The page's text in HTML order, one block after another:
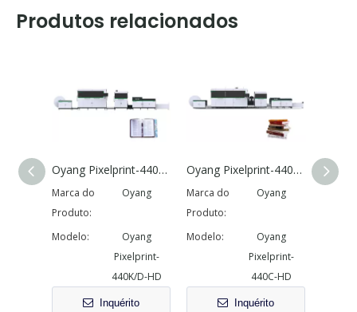
Máquina de impressão digital de papel de passagem única
Produtos relacionados
Oyang Pixelprint-440K/D-HD Máquina de impressão de livros digitais de jato de jato rotativo rotativo
Marca do
Produto:
Oyang
Modelo:
Oyang
Pixelprint-
440K/D-HD
Inquérito
Oyang Pixelprint-440C-HD Rotário Jato de Jato Digital Printing Machine
Marca do
Produto:
Oyang
Modelo:
Oyang
Pixelprint-
440C-HD
Inquérito